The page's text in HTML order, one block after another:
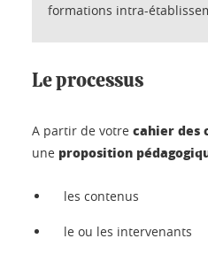
formations intra-
Le processus
A partir de votre cahier des
une proposition
les contenus
le ou les intervenants